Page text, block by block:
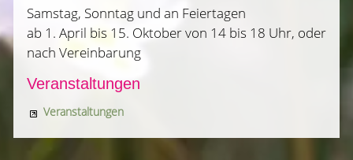
Samstag, Sonntag und an Feiertagen
ab 1. April bis 15. Oktober von 14 bis 18 Uhr, oder
nach Vereinbarung
Veranstaltungen
Veranstaltungen